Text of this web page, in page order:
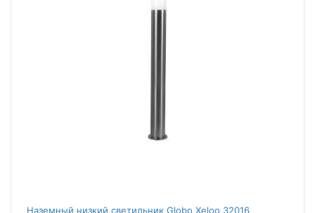
Наземный низкий светильник Globo Xeloo 32016